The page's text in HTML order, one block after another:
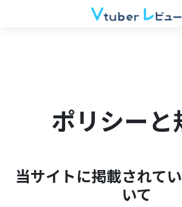
ポリシーと
当サイトに掲載されて
いて